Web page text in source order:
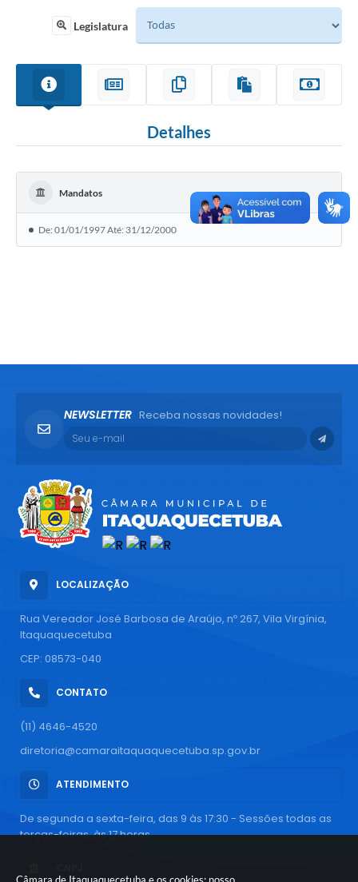
Legislatura
Detalhes
Mandatos
De: 01/01/1997 Até: 31/12/2000
LOCALIZAÇÃO
Rua Vereador José Barbosa de Araújo, nº 267, Vila Virgínia,
Itaquaquecetuba
CEP: 08573-040
CONTATO
(11) 4646-4520
diretoria@camaraitaquaquecetuba.sp.gov.br
ATENDIMENTO
De segunda a sexta-feira, das 9 às 17:30 - Sessões todas as
terças-feiras, às 17 horas
NEWSLETTER Receba nossas novidades!